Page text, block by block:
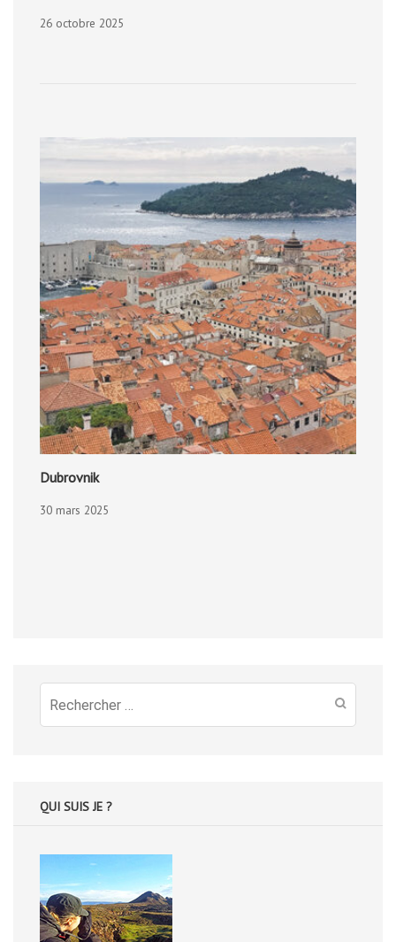
26 octobre 2025
Dubrovnik
30 mars 2025
Recherche
pour
QUI SUIS JE ?